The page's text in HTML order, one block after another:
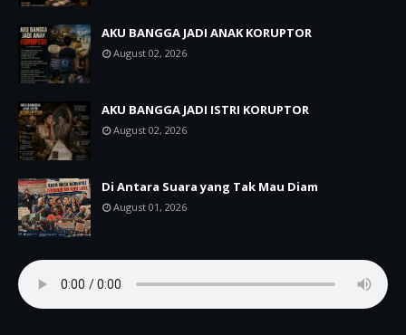
AKU BANGGA JADI ANAK KORUPTOR
August 02, 2026
AKU BANGGA JADI ISTRI KORUPTOR
August 02, 2026
Di Antara Suara yang Tak Mau Diam
August 01, 2026